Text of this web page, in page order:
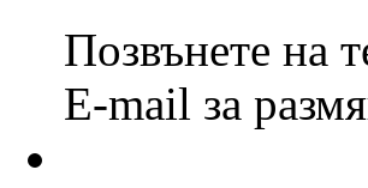
Позвънете на
E-mail за